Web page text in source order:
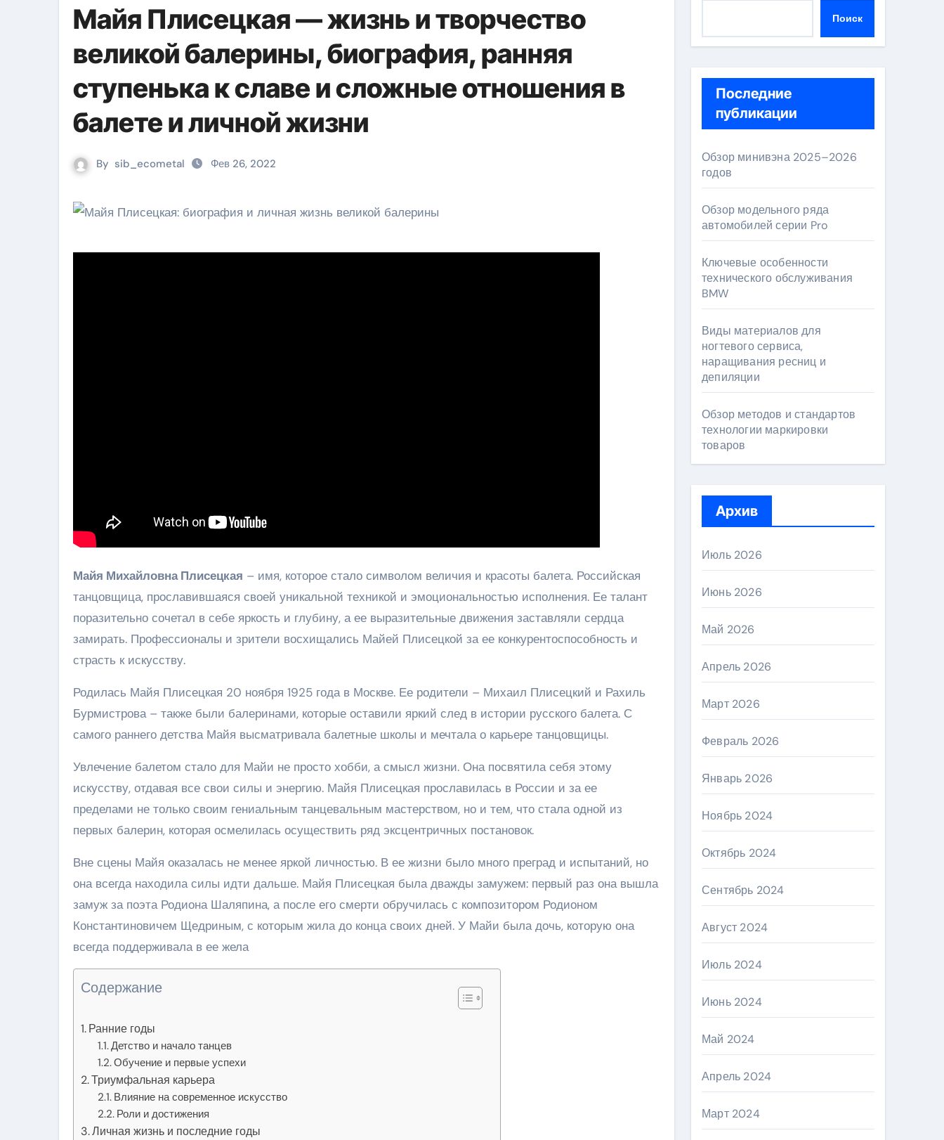
Майя Плисецкая — жизнь и творчество
великой балерины, биография, ранняя
ступенька к славе и сложные отношения в
балете и личной жизни
By sib_ecometal Фев 26, 2022
Майя Михайловна Плисецкая – имя, которое стало символом величия и красоты балета. Российская
танцовщица, прославившаяся своей уникальной техникой и эмоциональностью исполнения. Ее талант
поразительно сочетал в себе яркость и глубину, а ее выразительные движения заставляли сердца
замирать. Профессионалы и зрители восхищались Майей Плисецкой за ее конкурентоспособность и
страсть к искусству.
Родилась Майя Плисецкая 20 ноября 1925 года в Москве. Ее родители – Михаил Плисецкий и Рахиль
Бурмистрова – также были балеринами, которые оставили яркий след в истории русского балета. С
самого раннего детства Майя высматривала балетные школы и мечтала о карьере танцовщицы.
Увлечение балетом стало для Майи не просто хобби, а смысл жизни. Она посвятила себя этому
искусству, отдавая все свои силы и энергию. Майя Плисецкая прославилась в России и за ее
пределами не только своим гениальным танцевальным мастерством, но и тем, что стала одной из
первых балерин, которая осмелилась осуществить ряд эксцентричных постановок.
Вне сцены Майя оказалась не менее яркой личностью. В ее жизни было много преград и испытаний, но
она всегда находила силы идти дальше. Майя Плисецкая была дважды замужем: первый раз она вышла
замуж за поэта Родиона Шаляпина, а после его смерти обручилась с композитором Родионом
Константиновичем Щедриным, с которым жила до конца своих дней. У Майи была дочь, которую она
всегда поддерживала в ее жела
Содержание
Ранние годы
Детство и начало танцев
Обучение и первые успехи
Триумфальная карьера
Влияние на современное искусство
Роли и достижения
Личная жизнь и последние годы
Поиск
Последние
публикации
Обзор минивэна 2025–2026
годов
Обзор модельного ряда
автомобилей серии Pro
Ключевые особенности
технического обслуживания
BMW
Виды материалов для
ногтевого сервиса,
наращивания ресниц и
депиляции
Обзор методов и стандартов
технологии маркировки
товаров
Архив
Июль 2026
Июнь 2026
Май 2026
Апрель 2026
Март 2026
Февраль 2026
Январь 2026
Ноябрь 2024
Октябрь 2024
Сентябрь 2024
Август 2024
Июль 2024
Июнь 2024
Май 2024
Апрель 2024
Март 2024